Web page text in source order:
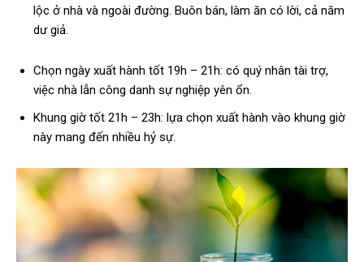
lộc ở nhà và ngoài đường. Buôn bán, làm ăn có lời, cả năm
dư giả.
Chọn ngày xuất hành tốt 19h – 21h: có quý nhân tài trợ,
việc nhà lẫn công danh sự nghiệp yên ổn.
Khung giờ tốt 21h – 23h: lựa chọn xuất hành vào khung giờ
này mang đến nhiều hỷ sự.